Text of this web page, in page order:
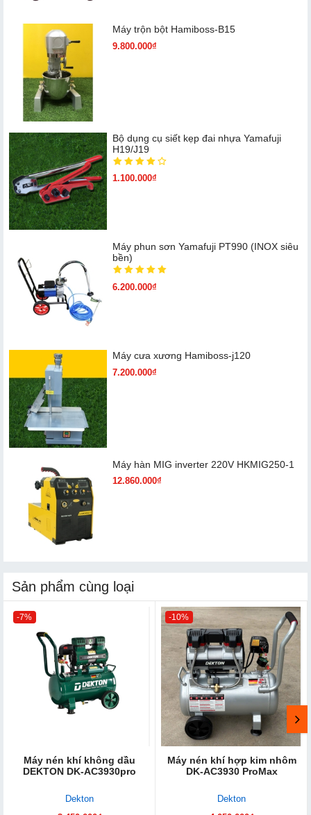
Máy trộn bột Hamiboss-B15
9.800.000₫
Bộ dụng cụ siết kẹp đai nhựa Yamafuji
H19/J19
1.100.000₫
Máy phun sơn Yamafuji PT990 (INOX siêu
bền)
6.200.000₫
Máy cưa xương Hamiboss-j120
7.200.000₫
Máy hàn MIG inverter 220V HKMIG250-1
12.860.000₫
Sản phẩm cùng loại
-7%
Máy nén khí không dầu
DEKTON DK-AC3930pro
Dekton
-10%
Máy nén khí hợp kim nhôm
DK-AC3930 ProMax
Dekton